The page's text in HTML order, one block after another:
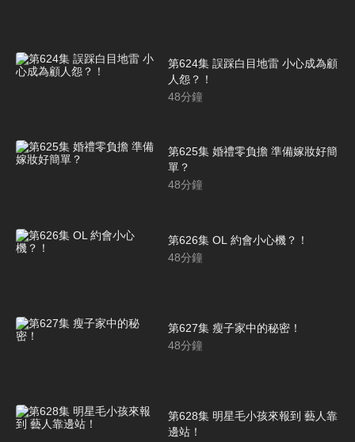
第624集 誤踩白目地雷 小心成為顧
人怨？！
48分鐘
第625集 婚禮零負擔 準備嫁妝好簡
單？
48分鐘
第626集 OL 約會小心機？！
48分鐘
第627集 瘦子家中的秘密！
48分鐘
第628集 明星毛小孩來報到 藝人靠
邊站！